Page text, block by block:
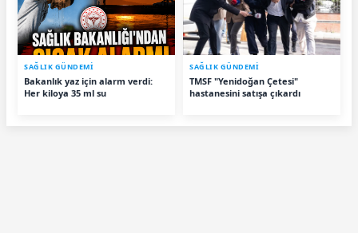
SAĞLIK GÜNDEMİ
Bakanlık yaz için alarm verdi:
Her kiloya 35 ml su
SAĞLIK GÜNDEMİ
TMSF "Yenidoğan Çetesi"
hastanesini satışa çıkardı